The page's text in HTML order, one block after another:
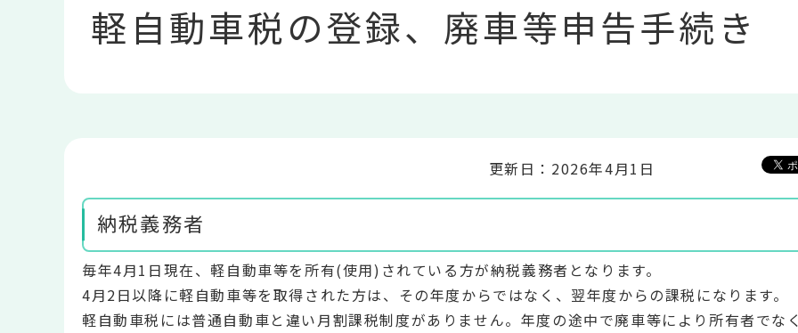
軽自動車税の登録、廃車等申告手続き
更新日：2026年4月1日
納税義務者
毎年4月1日現在、軽自動車等を所有(使用)されている方が納税義務者となります。
4月2日以降に軽自動車等を取得された方は、その年度からではなく、翌年度からの課税になります。
軽自動車税には普通自動車と違い月割課税制度がありません。年度の途中で廃車等により所有者でな